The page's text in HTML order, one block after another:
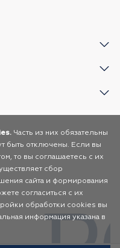
Часть из них обязательны
быть отключены. Если вы
то вы соглашаетесь с их
сбор
сайта и формирования
согласиться с их
обработки cookies вы
информация указана в